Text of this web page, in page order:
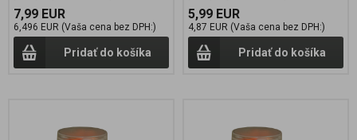
7,99 EUR
6,496 EUR (Vaša cena bez DPH:)
Pridať do košíka
5,99 EUR
4,87 EUR (Vaša cena bez DPH:)
Pridať do košíka